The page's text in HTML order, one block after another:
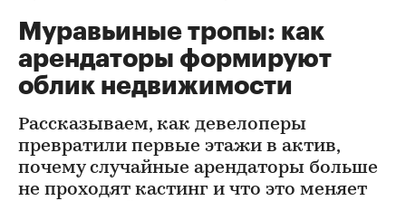
Муравьиные тропы: как
арендаторы формируют
облик недвижимости
Рассказываем, как девелоперы
превратили первые этажи в актив,
почему случайные арендаторы больше
не проходят кастинг и что это меняет